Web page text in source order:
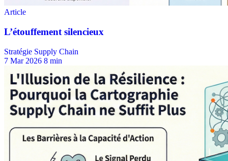
Stratégie Supply Chain
7 Mar 2026 8 min